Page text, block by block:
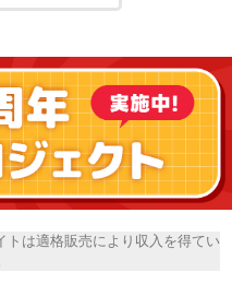
は適格販売により収入を得てい